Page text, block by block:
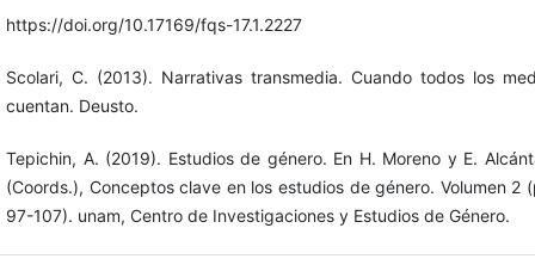
https://doi.org/10.17169/fqs-17.1.2227
Scolari, C. (2013). Narrativas transmedia. Cuando todos los
cuentan. Deusto.
Tepichin, A. (2019). Estudios de género. En H. Moreno y E.
(Coords.), Conceptos clave en los estudios de género. Volumen 2
97-107). unam, Centro de Investigaciones y Estudios de Género.